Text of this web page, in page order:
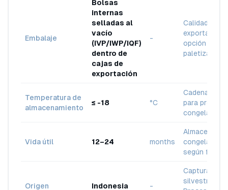
Embalaje
Bolsas
internas
selladas al
vacío
(IVP/IWP/IQF)
dentro de
cajas de
exportación
-
Calidad para
exportación,
opción
paletizada
Temperatura de
almacenamiento
≤ -18 °C
Cadena de
para
congelados
Vida útil 12–24 months
congelado
según
Origen Indonesia -
Captura
silvestre /